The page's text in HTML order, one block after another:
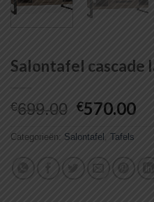
Salontafel cascade
€699.00
was:
€699.00.
€570.00
Categorieën: Salontafel , Tafels